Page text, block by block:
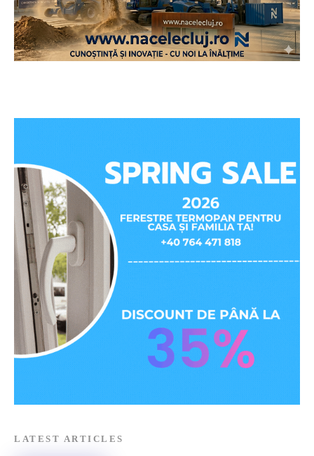
LATEST ARTICLES